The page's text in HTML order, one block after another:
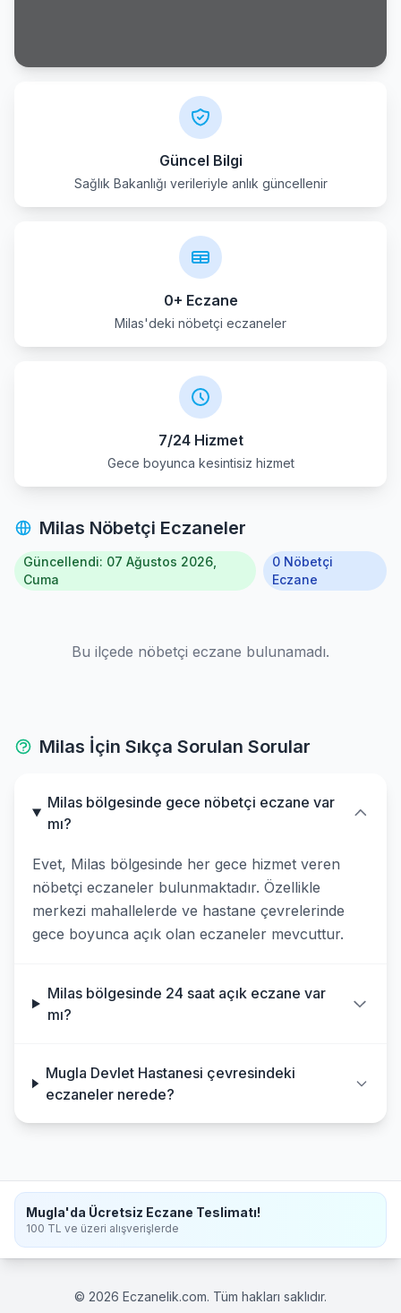
Güncel Bilgi
Sağlık Bakanlığı verileriyle anlık güncellenir
0+ Eczane
Milas'deki nöbetçi eczaneler
7/24 Hizmet
Gece boyunca kesintisiz hizmet
Milas Nöbetçi Eczaneler
Güncellendi: 07 Ağustos 2026,
Cuma
0 Nöbetçi
Eczane
Bu ilçede nöbetçi eczane bulunamadı.
Milas İçin Sıkça Sorulan Sorular
Milas bölgesinde gece nöbetçi eczane var
mı?
Evet, Milas bölgesinde her gece hizmet veren
nöbetçi eczaneler bulunmaktadır. Özellikle
merkezi mahallelerde ve hastane çevrelerinde
gece boyunca açık olan eczaneler mevcuttur.
Milas bölgesinde 24 saat açık eczane var
mı?
Mugla Devlet Hastanesi çevresindeki
eczaneler nerede?
Mugla'da Ücretsiz Eczane Teslimatı!
100 TL ve üzeri alışverişlerde
© 2026 Eczanelik.com. Tüm hakları saklıdır.